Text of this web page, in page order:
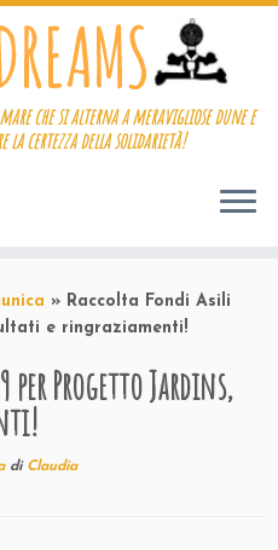
che si alterna a meravigliose dune e
la certezza della solidarietà!
» Raccolta Fondi Asili
e ringraziamenti!
per Progetto Jardins,
di Claudia